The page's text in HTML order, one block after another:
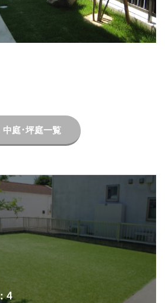
中庭･坪庭一覧
4
パーツ 枕木材
LIXIL フーゴ
LIXIL プレスタフェンス
LIXIL プログコートフェンス
ターS
LIXIL 切文字サイン
1型
LIXIL 樹ら楽ステージ
LIXIL 機能門柱FW
イト
LIXIL 表札灯
イクスクエア
オ